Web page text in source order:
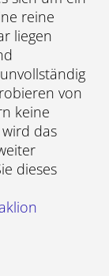
reine
liegen
von
keine
das
dieses